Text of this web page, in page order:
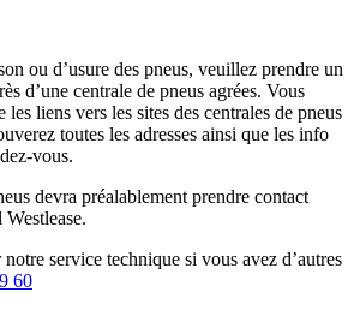
ou d’usure des pneus, veuillez prendre un
d’une centrale de pneus agrées. Vous
les liens vers les sites des centrales de pneus
toutes les adresses ainsi que les info
vous.
devra préalablement prendre contact
notre service technique si vous avez d’autres
60